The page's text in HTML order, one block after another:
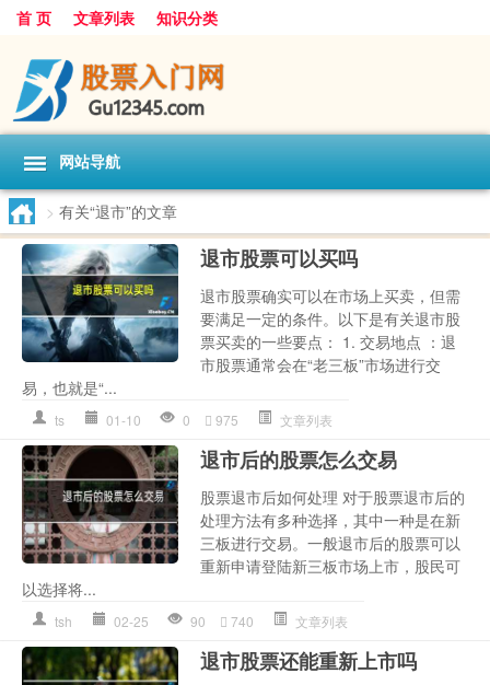
首 页 文章列表 知识分类
网站导航
> 有关“退市”的文章
退市股票可以买吗
退市股票确实可以在市场上买卖，但需
要满足一定的条件。以下是有关退市股
票买卖的一些要点： 1. 交易地点 ：退
市股票通常会在“老三板”市场进行交
易，也就是“...
ts 01-10 0 975 文章列表
退市后的股票怎么交易
股票退市后如何处理 对于股票退市后的
处理方法有多种选择，其中一种是在新
三板进行交易。一般退市后的股票可以
重新申请登陆新三板市场上市，股民可
以选择将...
tsh 02-25 90 740 文章列表
退市股票还能重新上市吗